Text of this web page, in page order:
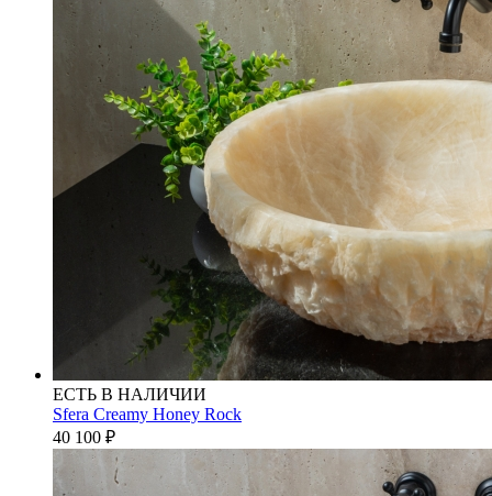
ЕСТЬ В НАЛИЧИИ
Sfera Creamy Honey Rock
40 100 ₽